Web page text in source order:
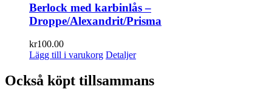
Berlock med karbinlås –
Droppe/Alexandrit/Prisma
kr100.00
Lägg till i varukorg Detaljer
Också köpt tillsammans